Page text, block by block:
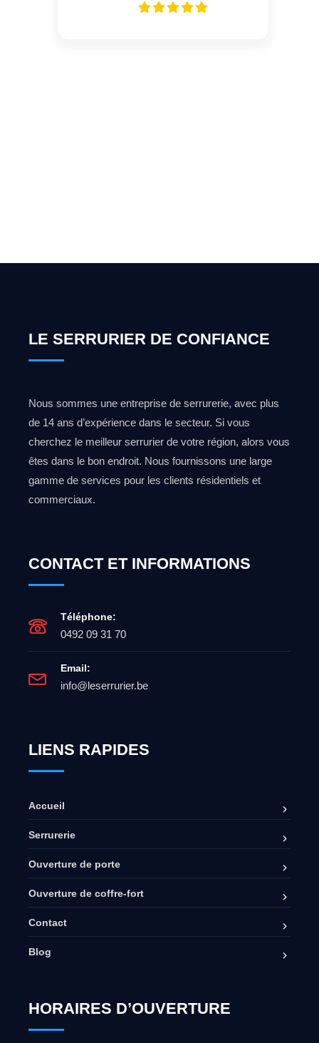
LE SERRURIER DE CONFIANCE
Nous sommes une entreprise de serrurerie, avec plus
de 14 ans d’expérience dans le secteur. Si vous
cherchez le meilleur serrurier de votre région, alors vous
êtes dans le bon endroit. Nous fournissons une large
gamme de services pour les clients résidentiels et
commerciaux.
CONTACT ET INFORMATIONS
Téléphone:
0492 09 31 70
Email:
info@leserrurier.be
LIENS RAPIDES
Accueil
Serrurerie
Ouverture de porte
Ouverture de coffre-fort
Contact
Blog
HORAIRES D’OUVERTURE